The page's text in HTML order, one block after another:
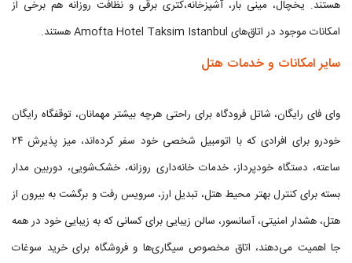
هستند. یخچال، مینی بار، آشپزخانه،کتری برقی و نظافت روزانه هم برخی از
امکانات موجود در اتاق‌های Amofta Hotel Taksim Istanbul هستند.
سایر امکانات و خدمات هتل
وای فای رایگان، شاتل فرودگاه برای راحتی هرچه بیشتر مهمانان، توقفگاه رایگان
خودرو برای افرادی که با اتومبیل شخصی خود سفر کرده‌اند، میز پذیرش ۲۴
ساعته، دستگاه خودپرداز، خدمات خانه‌داری روزانه، خشک‌شویی، دوربین مدار
بسته برای کنترل بهتر محیط هتل، تبدیل ارز، سرویس رفت و برگشت به بیرون از
هتل، هشدار امنیتی، آسانسور، سالن زیبایی برای کسانی که به زیبایی خود در همه
جا اهمیت می‌دهند، اتاق مخصوص سیگاری‌ها و فروشگاه برای خرید سوغات